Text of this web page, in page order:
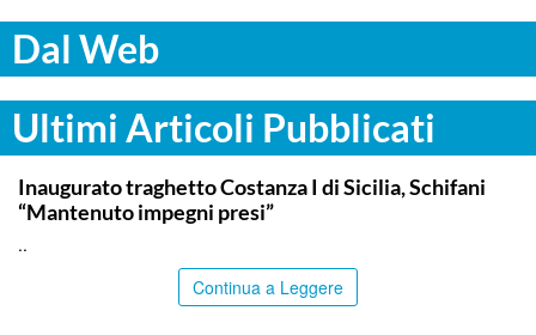
Dal Web
Ultimi Articoli Pubblicati
ITALPRESS
Inaugurato traghetto Costanza I di Sicilia, Schifani
“Mantenuto impegni presi”
..
Continua a Leggere